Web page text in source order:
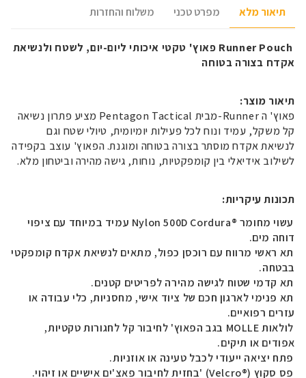
תיאור מלא מפרט טכני משלוח והחזרות
Runner Pouch פאוץ' טקטי איכותי ליום-יום, לשטח ולנשיאת
אקדח בצורה בטוחה
תיאור מוצר:
פאוץ' ה-Runnerמבית Pentagon Tactical מציע פתרון נשיאה
קל משקל, עמיד ונוח לכל פעילות יומיומית, טיולי שטח וגם
לנשיאת אקדח מוסתר בצורה בטוחה ומוגנת. הפאוץ' עוצב בקפידה
לשילוב אידיאלי בין קומפקטיות, נוחות, גישה מהירה וביטחון מלא.
תכונות עיקריות:
עשוי מחומר Nylon 500D Cordura® עמיד במיוחד עם ציפוי
דוחה מים.
תא ראשי מרווח עם רוכסן כפול, מתאים לנשיאת אקדח קומפקטי
בבטחה.
תא קדמי שטוח לגישה מהירה לפריטים קטנים.
תא פנימי לארגון חכם של ציוד אישי, מחסניות, כלי עבודה או
עזרים רפואיים.
לולאותMOLLE בגב הפאוץ' לחיבור קל לחגורות טקטיות,
אפודים או תיקים.
פתח יציאה ייעודי לכבל טעינה או אוזניות.
פס סקוץ ' (Velcro®)בחזית לחיבור פאצ'ים אישיים או זיהוי.